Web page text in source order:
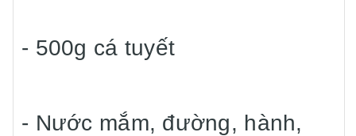
- 500g cá tuyết
- Nước mắm, đường, hành,